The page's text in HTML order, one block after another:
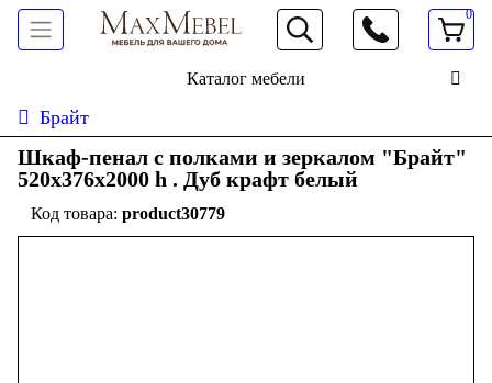
066 472 19 61
0
Каталог мебели
Брайт
Шкаф-пенал с полками и зеркалом "Брайт"
520х376х2000 h . Дуб крафт белый
product30779